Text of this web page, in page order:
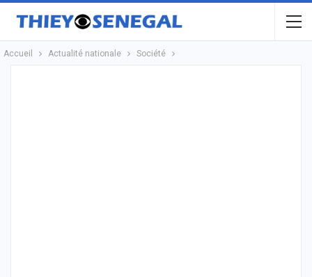
Accueil Actualité nationale Société